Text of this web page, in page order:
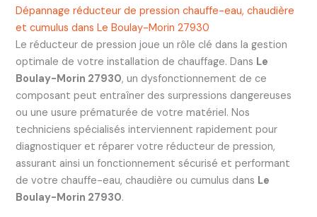
Dépannage réducteur de pression chauffe-eau, chaudière
et cumulus dans Le Boulay-Morin 27930
Le réducteur de pression joue un rôle clé dans la gestion
optimale de votre installation de chauffage. Dans Le
Boulay-Morin 27930, un dysfonctionnement de ce
composant peut entraîner des surpressions dangereuses
ou une usure prématurée de votre matériel. Nos
techniciens spécialisés interviennent rapidement pour
diagnostiquer et réparer votre réducteur de pression,
assurant ainsi un fonctionnement sécurisé et performant
de votre chauffe-eau, chaudière ou cumulus dans Le
Boulay-Morin 27930.